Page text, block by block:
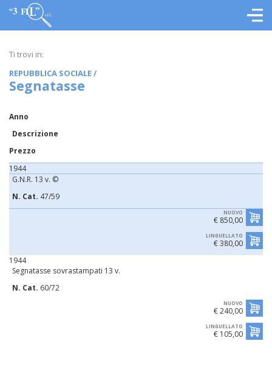
Ti trovi in:
REPUBBLICA SOCIALE/
Segnatasse
Anno
Descrizione
Prezzo
1944
G.N.R. 13 v. ©
N. Cat. 47/59
NUOVO
€ 850,00
LINGUELLATO
€ 380,00
1944
Segnatasse sovrastampati 13 v.
N. Cat. 60/72
NUOVO
€ 240,00
LINGUELLATO
€ 105,00